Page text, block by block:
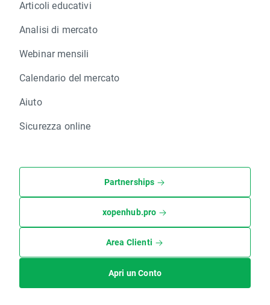
Articoli educativi
Analisi di mercato
Webinar mensili
Calendario del mercato
Aiuto
Sicurezza online
Partnerships
xopenhub.pro
Area Clienti
Apri un Conto